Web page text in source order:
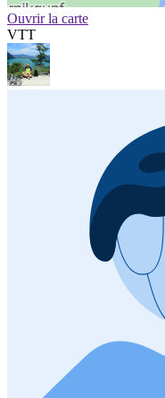
Ouvrir la carte
VTT